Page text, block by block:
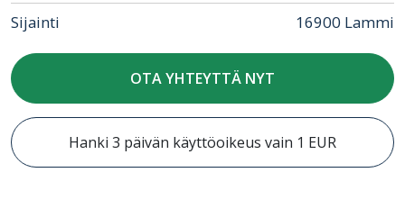
Sijainti
16900 Lammi
OTA YHTEYTTÄ NYT
Hanki 3 päivän käyttöoikeus vain 1 EUR